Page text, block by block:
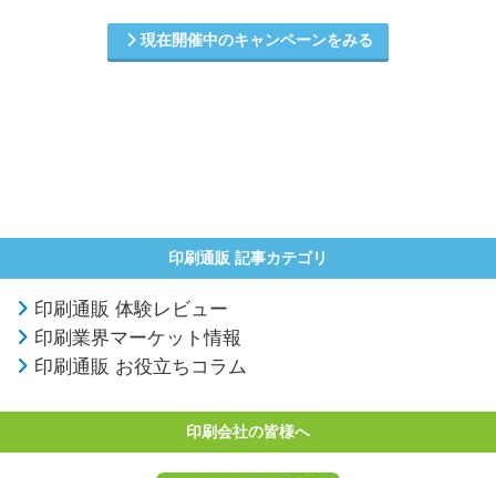
現在開催中のキャンペーンをみる
印刷通販 記事カテゴリ
印刷通販 体験レビュー
印刷業界マーケット情報
印刷通販 お役立ちコラム
印刷会社の皆様へ